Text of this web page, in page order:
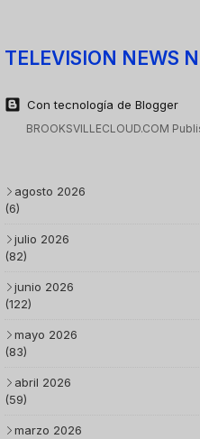
TELEVISION NEWS
Con tecnología de Blogger
BROOKSVILLECLOUD.COM
agosto 2026
(6)
julio 2026
(82)
junio 2026
(122)
mayo 2026
(83)
abril 2026
(59)
marzo 2026